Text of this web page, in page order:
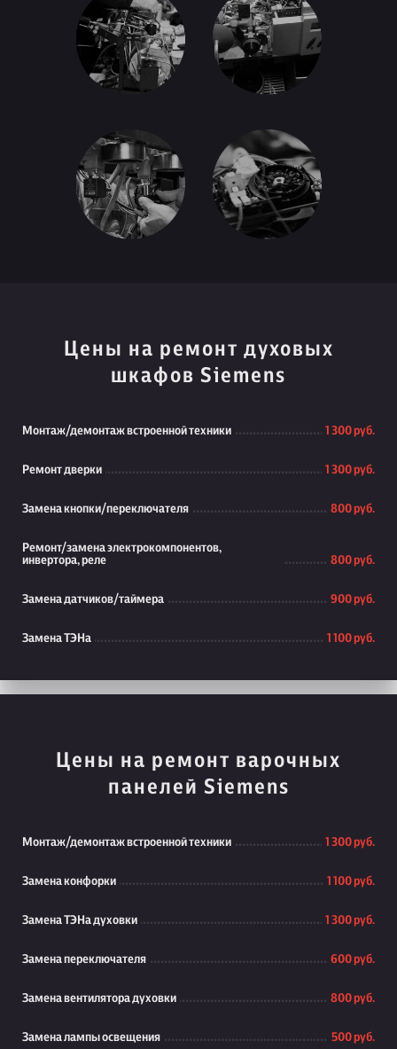
Цены на ремонт духовых
шкафов Siemens
Монтаж/демонтаж встроенной техники 1 300 руб.
Ремонт дверки 1 300 руб.
Замена кнопки/переключателя 800 руб.
Ремонт/замена электрокомпонентов,
инвертора, реле
800 руб.
Замена датчиков/таймера 900 руб.
Замена ТЭНа 1 100 руб.
Цены на ремонт варочных
панелей Siemens
Монтаж/демонтаж встроенной техники 1 300 руб.
Замена конфорки 1 100 руб.
Замена ТЭНа духовки 1 300 руб.
Замена переключателя 600 руб.
Замена вентилятора духовки 800 руб.
Замена лампы освещения 500 руб.